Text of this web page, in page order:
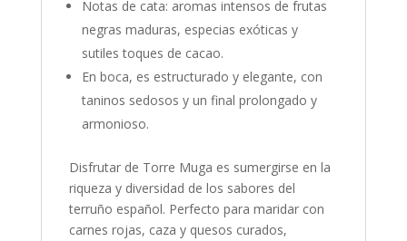
Notas de cata: aromas intensos de frutas
negras maduras, especias exóticas y
sutiles toques de cacao.
En boca, es estructurado y elegante, con
taninos sedosos y un final prolongado y
armonioso.
Disfrutar de Torre Muga es sumergirse en la
riqueza y diversidad de los sabores del
terruño español. Perfecto para maridar con
carnes rojas, caza y quesos curados,